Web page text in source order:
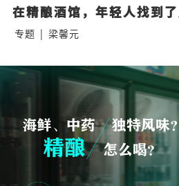
在精酿酒馆，年轻人找到
专题 | 梁馨元